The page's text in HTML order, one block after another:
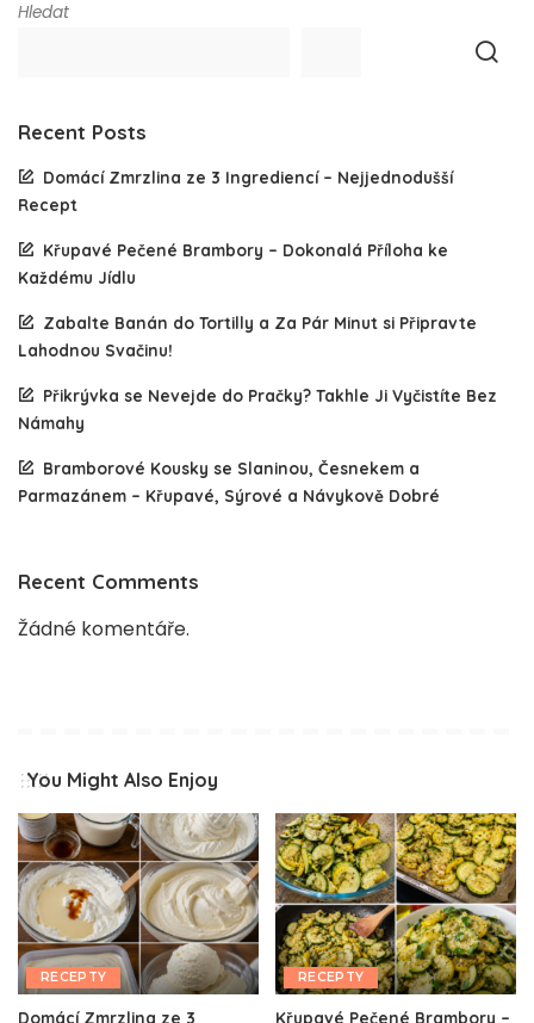
Hledat
Recent Posts
Domácí Zmrzlina ze 3 Ingrediencí – Nejjednodušší
Recept
Křupavé Pečené Brambory – Dokonalá Příloha ke
Každému Jídlu
Zabalte Banán do Tortilly a Za Pár Minut si Připravte
Lahodnou Svačinu!
Přikrývka se Nevejde do Pračky? Takhle Ji Vyčistíte Bez
Námahy
Bramborové Kousky se Slaninou, Česnekem a
Parmazánem – Křupavé, Sýrové a Návykově Dobré
Recent Comments
Žádné komentáře.
You Might Also Enjoy
RECEPTY
Domácí Zmrzlina ze 3
RECEPTY
Křupavé Pečené Brambory –